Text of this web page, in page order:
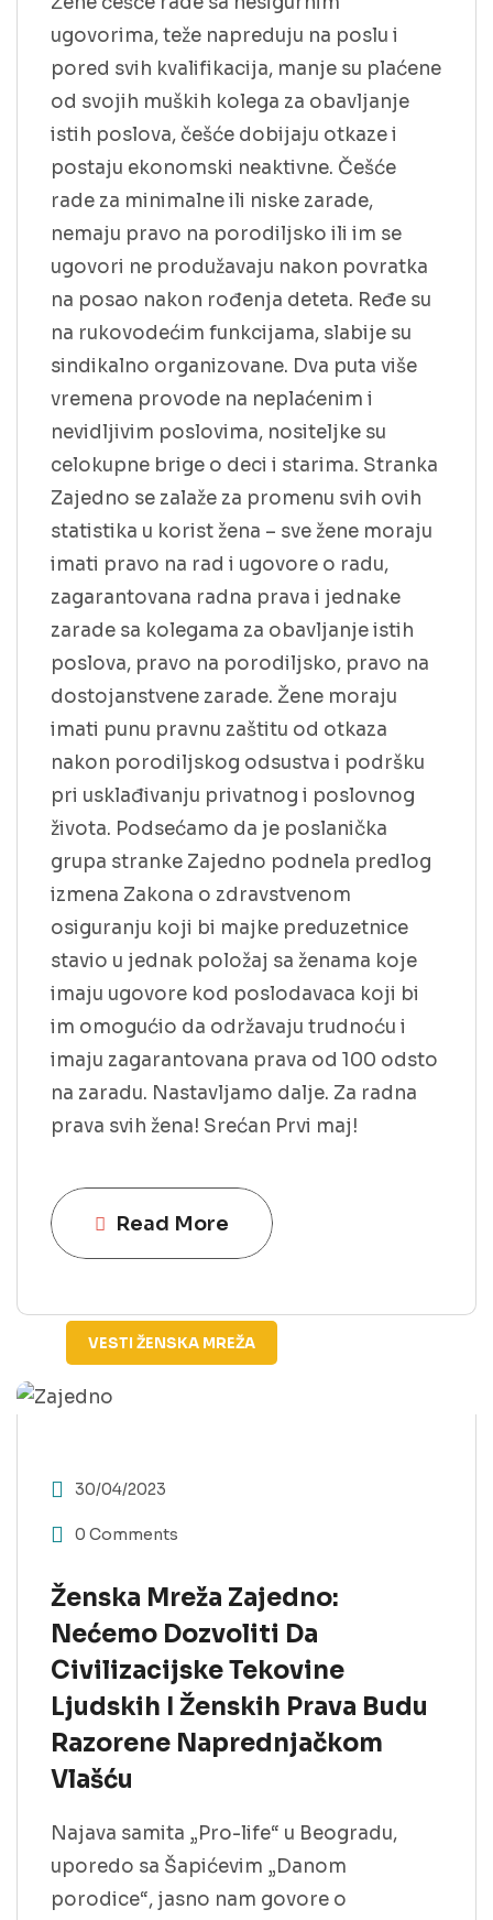
ugovorima, teže napreduju na poslu i
pored svih kvalifikacija, manje su plaćene
od svojih muških kolega za obavljanje
istih poslova, češće dobijaju otkaze i
postaju ekonomski neaktivne. Češće
rade za minimalne ili niske zarade,
nemaju pravo na porodiljsko ili im se
ugovori ne produžavaju nakon povratka
na posao nakon rođenja deteta. Ređe su
na rukovodećim funkcijama, slabije su
sindikalno organizovane. Dva puta više
vremena provode na neplaćenim i
nevidljivim poslovima, nositeljke su
celokupne brige o deci i starima. Stranka
Zajedno se zalaže za promenu svih ovih
statistika u korist žena – sve žene moraju
imati pravo na rad i ugovore o radu,
zagarantovana radna prava i jednake
zarade sa kolegama za obavljanje istih
poslova, pravo na porodiljsko, pravo na
dostojanstvene zarade. Žene moraju
imati punu pravnu zaštitu od otkaza
nakon porodiljskog odsustva i podršku
pri usklađivanju privatnog i poslovnog
života. Podsećamo da je poslanička
grupa stranke Zajedno podnela predlog
izmena Zakona o zdravstvenom
osiguranju koji bi majke preduzetnice
stavio u jednak položaj sa ženama koje
imaju ugovore kod poslodavaca koji bi
im omogućio da održavaju trudnoću i
imaju zagarantovana prava od 100 odsto
na zaradu. Nastavljamo dalje. Za radna
prava svih žena! Srećan Prvi maj!
Read More
VESTI ŽENSKA MREŽA
30/04/2023
0 Comments
Ženska Mreža Zajedno:
Nećemo Dozvoliti Da
Civilizacijske Tekovine
Ljudskih I Ženskih Prava Budu
Razorene Naprednjačkom
Vlašću
Najava samita „Pro-life“ u Beogradu,
uporedo sa Šapićevim „Danom
porodice“, jasno nam govore o